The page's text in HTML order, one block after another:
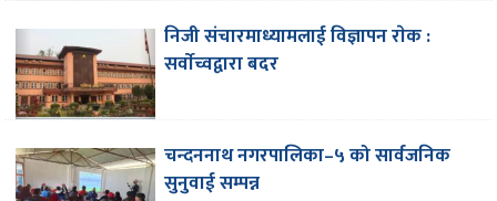
निजी संचारमाध्यामलाई विज्ञापन राेक :
सर्वाेच्वद्वारा बदर
चन्दननाथ नगरपालिका–५ को सार्वजनिक
सुनुवाई सम्पन्न